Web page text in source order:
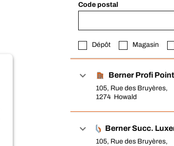
Code postal
Dépôt Magasin
Berner Profi
105, Rue des Bruyères,
1274 Howald
Berner Succ.
105, Rue des Bruyères,